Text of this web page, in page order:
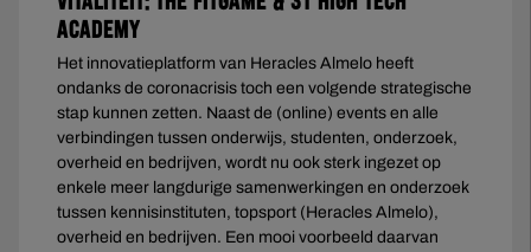
Academy
Het innovatieplatform van Heracles Almelo heeft
ondanks de coronacrisis toch een volgende strategische
stap kunnen zetten. Naast de (online) events en alle
verbindingen tussen onderwijs, studenten, onderzoek,
overheid en bedrijven, wordt nu ook sterk ingezet op
enkele meer langdurige samenwerkingen en onderzoek
tussen kennisinstituten, topsport (Heracles Almelo),
overheid en bedrijven. Een mooi voorbeeld daarvan